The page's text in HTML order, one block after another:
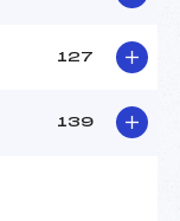
127
139